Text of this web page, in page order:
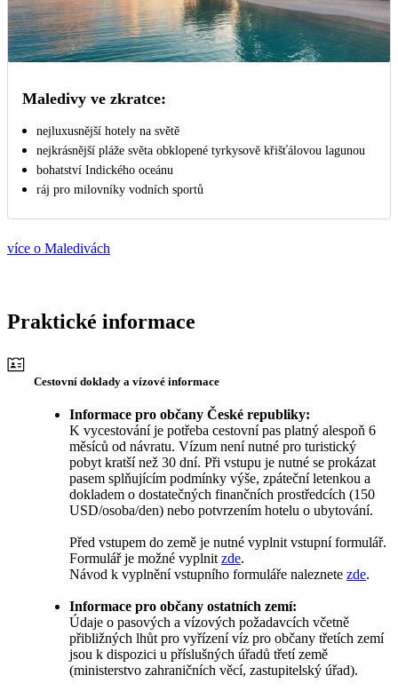
Maledivy ve zkratce:
nejluxusnější hotely na světě
nejkrásnější pláže světa obklopené tyrkysově křišťálovou lagunou
bohatství Indického oceánu
ráj pro milovníky vodních sportů
více o Maledivách
Praktické informace
Cestovní doklady a vízové informace
Informace pro občany České republiky:
K vycestování je potřeba cestovní pas platný alespoň 6
měsíců od návratu. Vízum není nutné pro turistický
pobyt kratší než 30 dní. Při vstupu je nutné se prokázat
pasem splňujícím podmínky výše, zpáteční letenkou a
dokladem o dostatečných finančních prostředcích (150
USD/osoba/den) nebo potvrzením hotelu o ubytování.
Před vstupem do země je nutné vyplnit vstupní formulář.
Formulář je možné vyplnit zde.
Návod k vyplnění vstupního formuláře naleznete zde.
Informace pro občany ostatních zemí:
Údaje o pasových a vízových požadavcích včetně
přibližných lhůt pro vyřízení víz pro občany třetích zemí
jsou k dispozici u příslušných úřadů třetí země
(ministerstvo zahraničních věcí, zastupitelský úřad).